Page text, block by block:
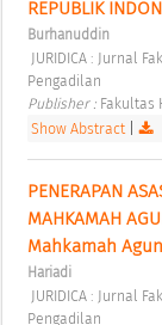
REPUBLIK
Burhanuddin
Pengadilan
Publisher : Fakultas
Show Abstract|
PENERAPAN
MAHKAMAH
Mahkamah
Hariadi
Pengadilan